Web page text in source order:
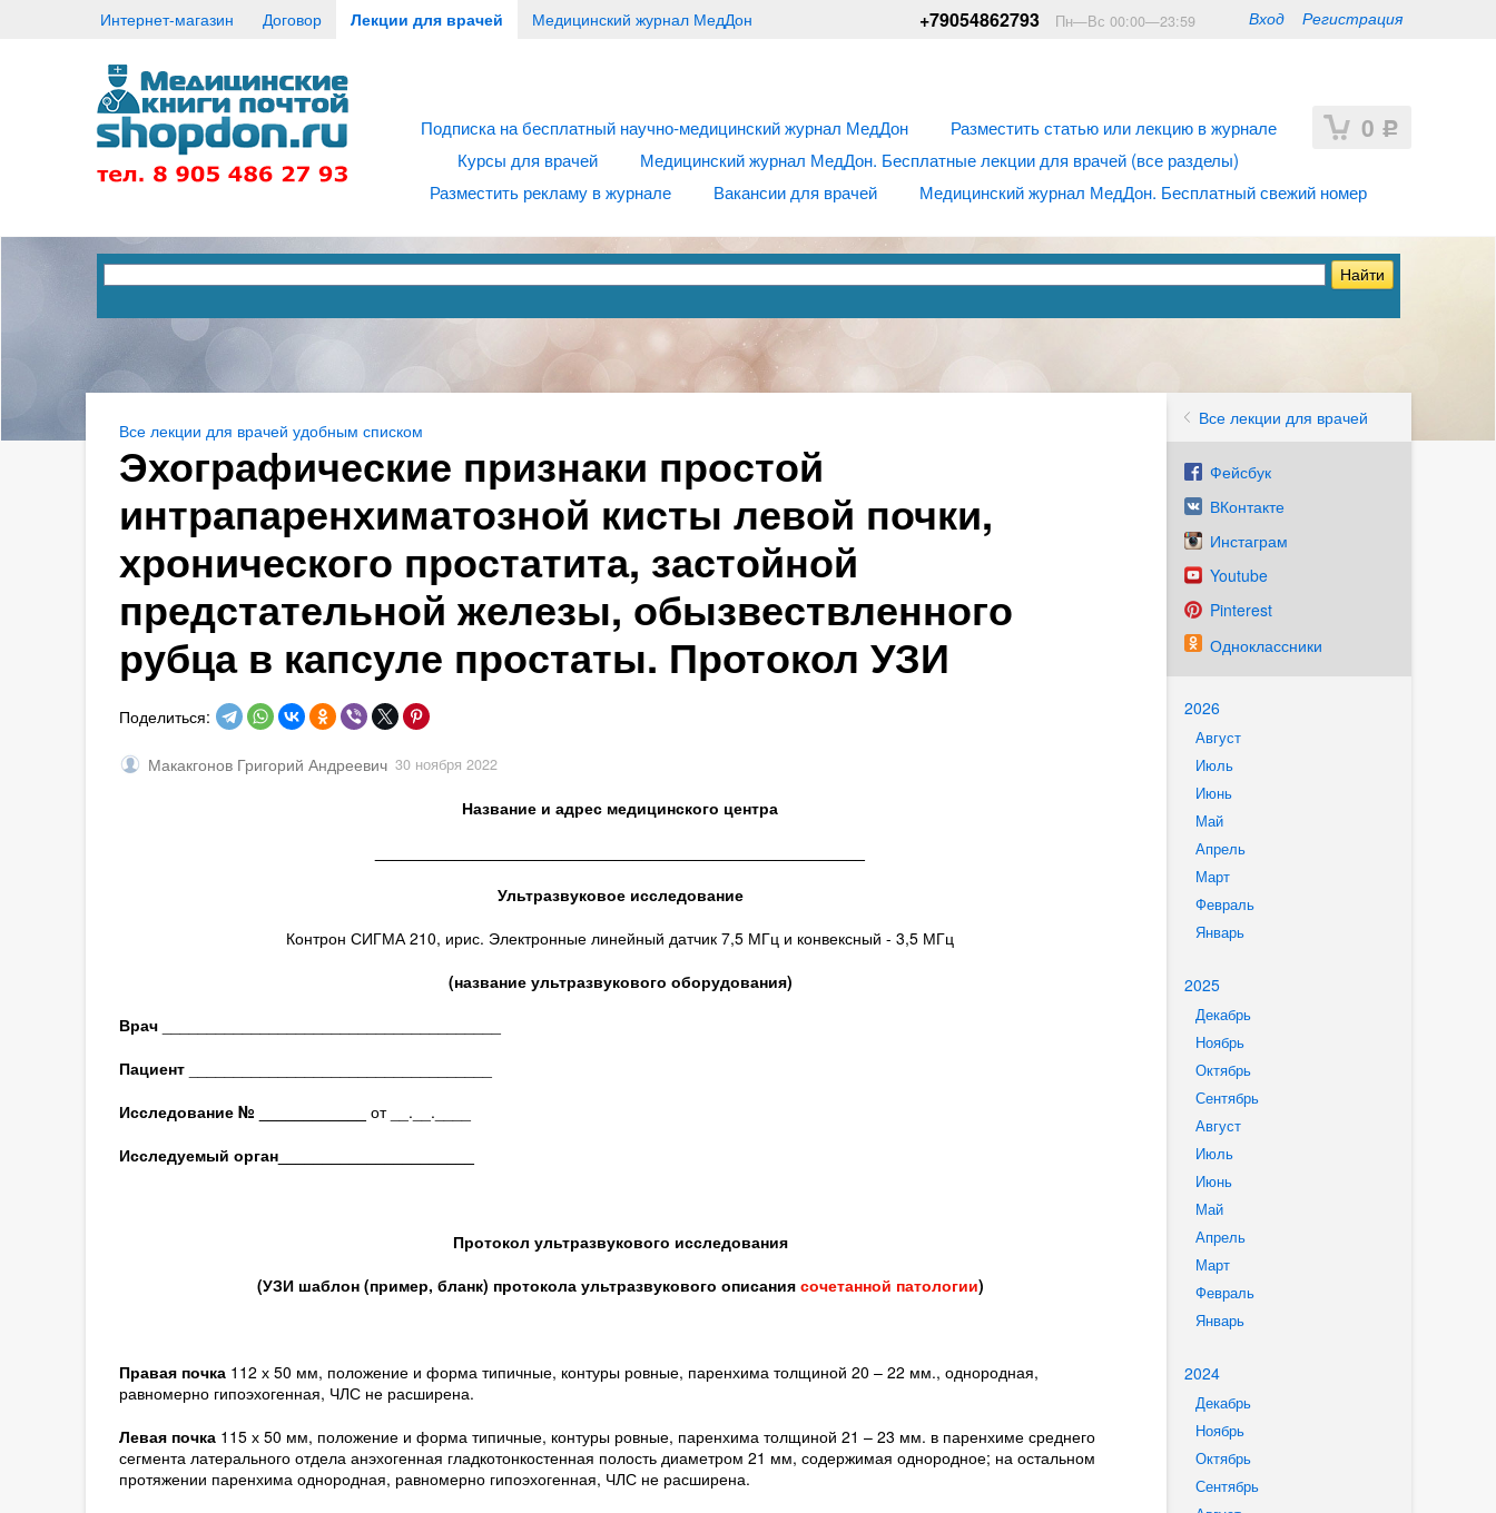
Интернет-магазин Договор Лекции для врачей Медицинский журнал МедДон Вход Регистрация
+79054862793 Пн—Вс 00:00—23:59
0 Р
Подписка на бесплатный научно-медицинский журнал МедДон
Разместить статью или лекцию в журнале
Курсы для врачей
Медицинский журнал МедДон. Бесплатные лекции для врачей (все разделы)
Разместить рекламу в журнале
Вакансии для врачей Медицинский журнал МедДон. Бесплатный свежий номер
Все лекции для врачей
Фейсбук
ВКонтакте
Инстаграм
Youtube
Pinterest
Одноклассники
2026
Август
Июль
Июнь
Май
Апрель
Март
Февраль
Январь
2025
Декабрь
Ноябрь
Октябрь
Сентябрь
Август
Июль
Июнь
Май
Апрель
Март
Февраль
Январь
2024
Декабрь
Ноябрь
Октябрь
Сентябрь
Все лекции для врачей удобным списком
Эхографические признаки простой
интрапаренхиматозной кисты левой почки,
хронического простатита, застойной
предстательной железы, обызвествленного
рубца в капсуле простаты. Протокол УЗИ
Поделиться:
Макакгонов Григорий Андреевич 30 ноября 2022
Название и адрес медицинского центра
Ультразвуковое исследование
Контрон СИГМА 210, ирис. Электронные линейный датчик 7,5 МГц и конвексный - 3,5 МГц
(название ультразвукового оборудования)
Врач______________________________________
Пациент__________________________________
Исследование № ____________ от __.__.____
Исследуемый орган______________________
Протокол ультразвукового исследования
(УЗИ шаблон (пример, бланк) протокола ультразвукового описания сочетанной патологии)
Правая почка112 х 50 мм, положение и форма типичные, контуры ровные, паренхима толщиной 20 – 22 мм., однородная,
равномерно гипоэхогенная, ЧЛС не расширена.
Левая почка115 х 50 мм, положение и форма типичные, контуры ровные, паренхима толщиной 21 – 23 мм. в паренхиме среднего
сегмента латерального отдела анэхогенная гладкотонкостенная полость диаметром 21 мм, содержимая однородное; на остальном
протяжении паренхима однородная, равномерно гипоэхогенная, ЧЛС не расширена.